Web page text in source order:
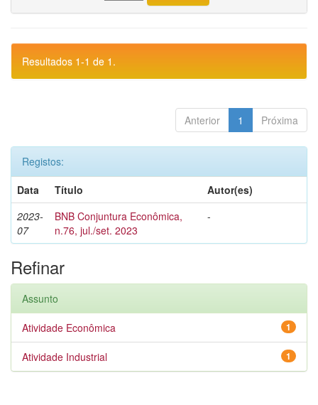
Resultados 1-1 de 1.
Anterior 1 Próxima
Registos:
Data
Título
Autor(es)
2023-
07
BNB Conjuntura Econômica,
n.76, jul./set. 2023
-
Refinar
Assunto
1
Atividade Econômica
1
Atividade Industrial